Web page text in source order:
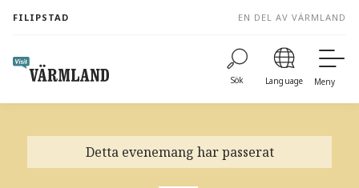
content
FILIPSTAD EN DEL AV VÄRMLAND
Sök Language Meny
Detta evenemang har passerat